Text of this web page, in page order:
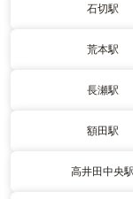
石切駅
荒本駅
長瀬駅
額田駅
高井田中央駅